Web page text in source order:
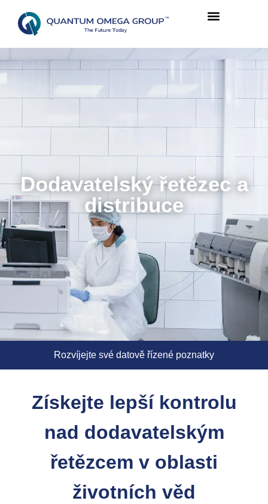
Dodavatelský řetězec a
distribuce
Rozvíjejte své datově řízené poznatky
Získejte lepší kontrolu
nad dodavatelským
řetězcem v oblasti
životních věd